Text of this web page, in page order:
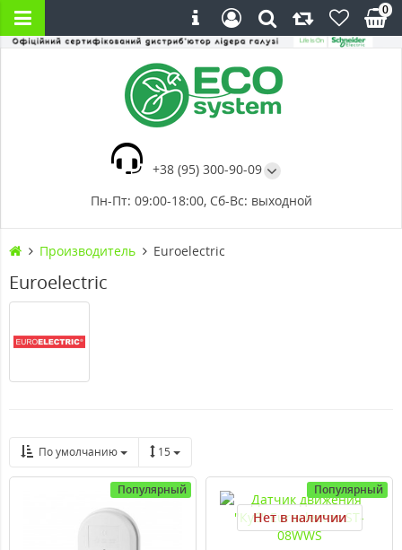
+38 (95) 300-90-09
Пн-Пт: 09:00-18:00, Сб-Вс: выходной
0
Производитель Euroelectric
Euroelectric
По умолчанию 15
Популярный Популярный
Нет в наличии